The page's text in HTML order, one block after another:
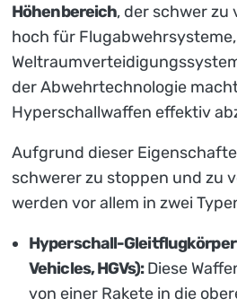
Höhenbereich, der schwer zu
hoch für
der Abwehrtechnologie
Hyperschallwaffen effektiv
Aufgrund dieser
schwerer zu stoppen und zu
werden vor allem in zwei
Hyperschall-Gleitflugkörper
Vehicles, HGVs):Diese
von einer Rakete in die